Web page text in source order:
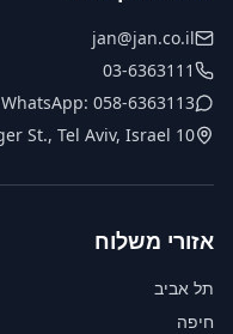
jan@jan.co.il
03-6363111
WhatsApp: 058-6363113
10 Hamasger St., Tel Aviv, Israel
אזורי משלוח
תל אביב
חיפה